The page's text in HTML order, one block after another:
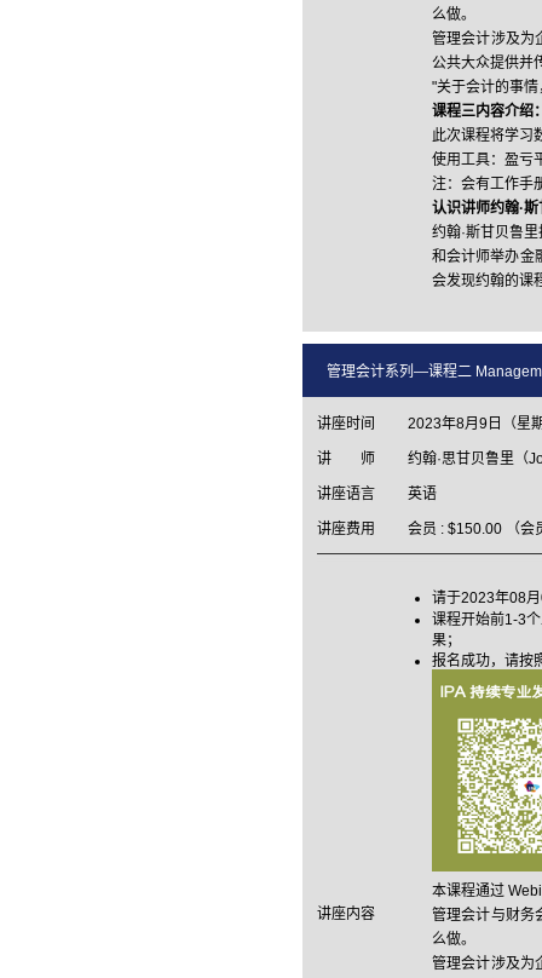
么做。
管理会计涉及为
公共大众提供并
"关于会计的事
课程三内容介绍
此次课程将学习
使用工具：盈亏
注：会有工作手
认识讲师约翰·斯
约翰·斯甘贝鲁
和会计师举办金
会发现约翰的课
管理会计系列—课程二
讲座时间 2023年8月9日（星
讲 师 约翰·思甘贝鲁里（
讲座语言 英语
讲座费用 会员 : $150.00 （会
讲座内容
请于2023年08
课程开始前1-3
果；
报名成功，请按
本课程通过
管理会计与财务
么做。
管理会计涉及为